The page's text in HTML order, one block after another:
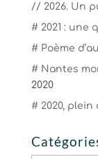
// 2026. Un
# 2021 : une
# Poème
# Nantes
2020
# 2020, plein